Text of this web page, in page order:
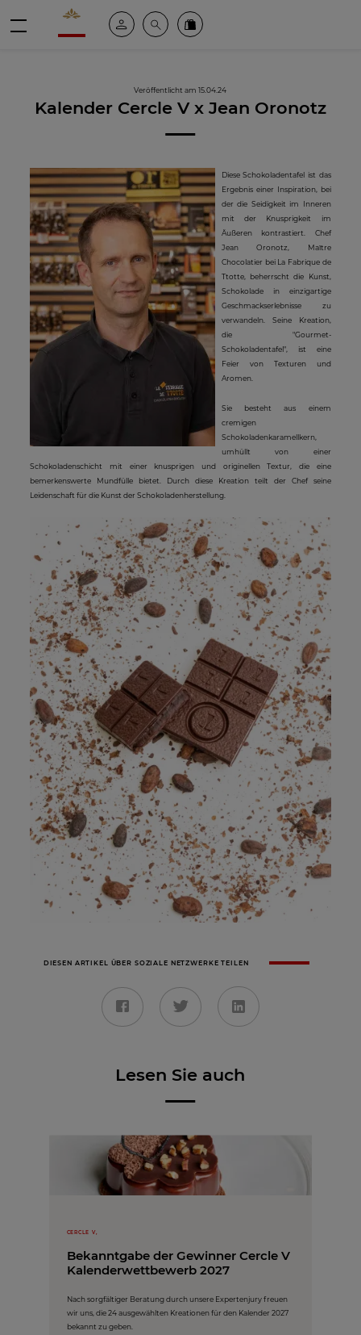
Valrhona - Imaginons le meilleur du chocolat
Mein kontoSuche Valrhona Collection
Veröffentlicht am 15.04.24
Kalender Cercle V x Jean Oronotz
Diese Schokoladentafel ist das
Ergebnis einer Inspiration, bei
der die Seidigkeit im Inneren
mit der Knusprigkeit im
Äußeren kontrastiert. Chef
Jean Oronotz, Maître
Chocolatier bei La Fabrique de
Ttotte, beherrscht die Kunst,
Schokolade in einzigartige
Geschmackserlebnisse zu
verwandeln. Seine Kreation,
die "Gourmet-
Schokoladentafel", ist eine
Feier von Texturen und
Aromen.
Sie besteht aus einem
cremigen
Schokoladenkaramellkern,
umhüllt von einer
Schokoladenschicht mit einer knusprigen und originellen Textur, die eine
bemerkenswerte Mundfülle bietet. Durch diese Kreation teilt der Chef seine
Leidenschaft für die Kunst der Schokoladenherstellung.
DIESEN ARTIKEL ÜBER SOZIALE NETZWERKE TEILEN
Lesen Sie auch
CERCLE V,
Bekanntgabe der Gewinner Cercle V
Kalenderwettbewerb 2027
Nach sorgfältiger Beratung durch unsere Expertenjury freuen
wir uns, die 24 ausgewählten Kreationen für den Kalender 2027
bekannt zu geben.